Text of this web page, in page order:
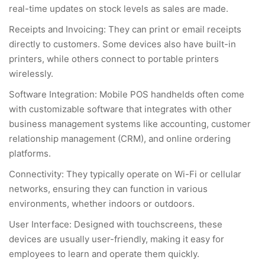
real-time updates on stock levels as sales are made.
Receipts and Invoicing: They can print or email receipts
directly to customers. Some devices also have built-in
printers, while others connect to portable printers
wirelessly.
Software Integration: Mobile POS handhelds often come
with customizable software that integrates with other
business management systems like accounting, customer
relationship management (CRM), and online ordering
platforms.
Connectivity: They typically operate on Wi-Fi or cellular
networks, ensuring they can function in various
environments, whether indoors or outdoors.
User Interface: Designed with touchscreens, these
devices are usually user-friendly, making it easy for
employees to learn and operate them quickly.